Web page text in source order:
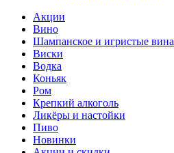
Акции
Вино
Шампанское и игристые вина
Виски
Водка
Коньяк
Ром
Крепкий алкоголь
Ликёры и настойки
Пиво
Новинки